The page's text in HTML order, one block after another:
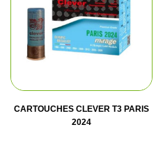
CARTOUCHES CLEVER T3 PARIS
2024